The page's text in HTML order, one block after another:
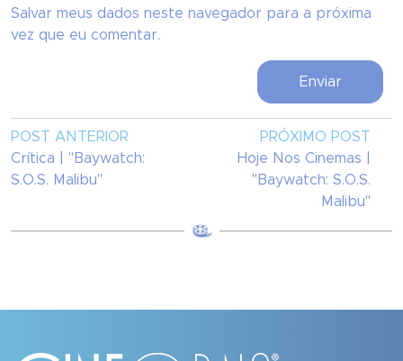
Salvar meus dados neste navegador para a próxima
vez que eu comentar.
POST ANTERIOR
Crítica | "Baywatch:
S.O.S. Malibu"
PRÓXIMO POST
Hoje Nos Cinemas |
"Baywatch: S.O.S.
Malibu"